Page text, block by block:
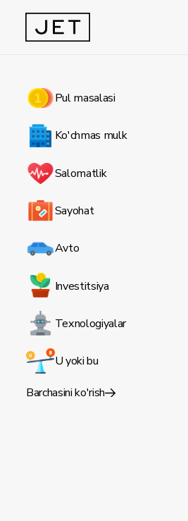
Pul masalasi
Ko'chmas mulk
Salomatlik
Sayohat
Avto
Investitsiya
Texnologiyalar
U yoki bu
Barchasini ko'rish